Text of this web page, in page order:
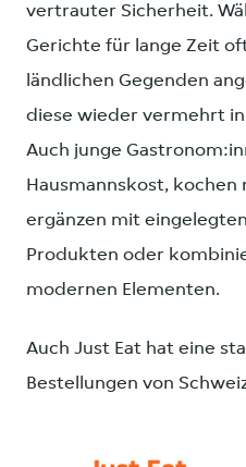
vertrauter Sicherheit.
Gerichte für lange Zeit
ländlichen Gegenden
diese wieder vermehrt
Auch junge
Hausmannskost, kochen
ergänzen mit
Produkten oder
modernen Elementen.
Auch Just Eat hat eine
Bestellungen von